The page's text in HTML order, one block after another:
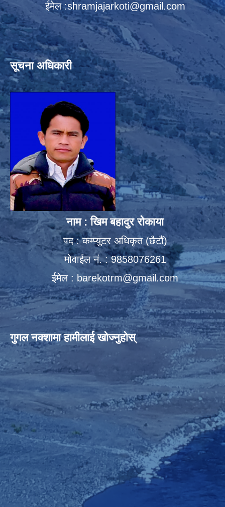
ईमेल :shramjajarkoti@gmail.com
सूचना अधिकारी
नाम : खिम बहादुर रोकाया
पद : कम्प्युटर अधिकृत (छैटौं)
मोवाईल नं. : 9858076261
ईमेल : barekotrm@gmail.com
गुगल नक्शामा हामीलाई खोज्नुहोस्